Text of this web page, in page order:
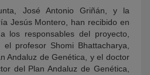
José Antonio Griñán, y la
Jesús Montero, han recibido en
los responsables del proyecto,
profesor Shomi Bhattacharya,
Andaluz de Genética, y el doctor
del Plan Andaluz de Genética,